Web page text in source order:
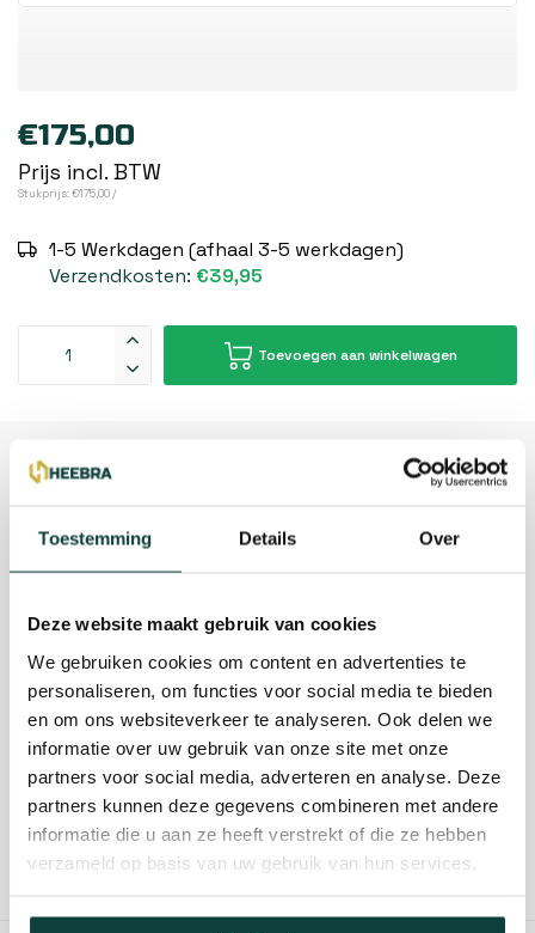
Toestemming Details Over
Deze website maakt gebruik van cookies
We gebruiken cookies om content en advertenties te
personaliseren, om functies voor social media te bieden
en om ons websiteverkeer te analyseren. Ook delen we
informatie over uw gebruik van onze site met onze
partners voor social media, adverteren en analyse. Deze
partners kunnen deze gegevens combineren met andere
informatie die u aan ze heeft verstrekt of die ze hebben
verzameld op basis van uw gebruik van hun services.
€175,00
Prijs incl. BTW
Stukprijs: €175,00 /
1-5 Werkdagen (afhaal 3-5 werkdagen)
Verzendkosten: €39,95
Toevoegen aan winkelwagen
Specificaties
Kunnen we je helpen?
085-2121757
info@heebra.com
Hovenier of klusbedrijf? Neem contact met ons op voor